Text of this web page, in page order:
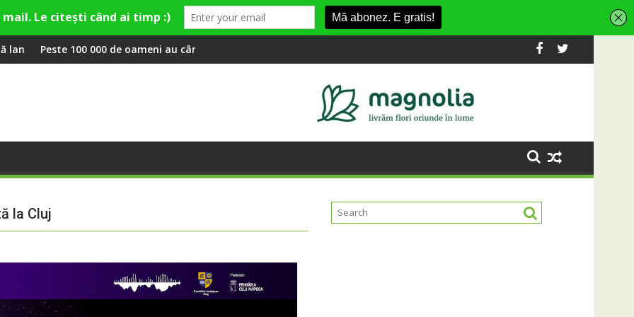
și Theo Rose și comercianți români parteneri, în premieră la Fashion Village
oameni au cântat, la Untold, împreună cu StingRIVUS transformă fosta platformă Carbochim într-un nou centru cultural și de
Când luna devine o întrebare
la Cluj